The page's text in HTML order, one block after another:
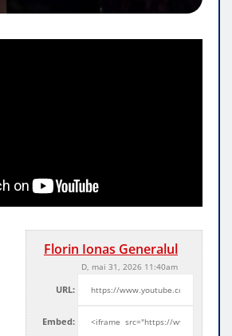
Florin Ionas Generalul
D, mai 31, 2026 11:40am
URL:
Embed: